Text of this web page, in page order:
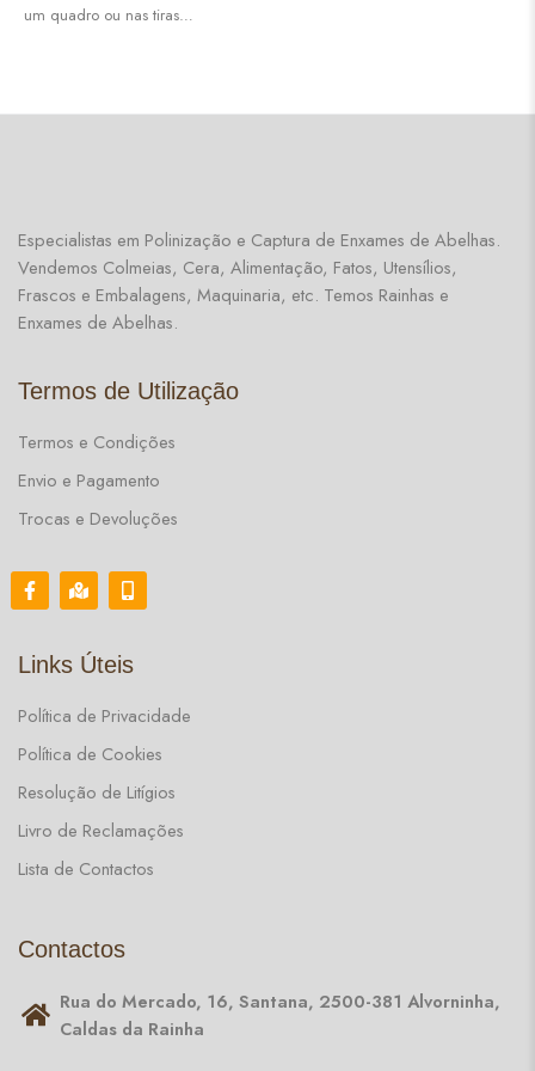
um quadro ou nas tiras…
Especialistas em Polinização e Captura de Enxames de Abelhas.
Vendemos Colmeias, Cera, Alimentação, Fatos, Utensílios,
Frascos e Embalagens, Maquinaria, etc. Temos Rainhas e
Enxames de Abelhas.
Termos de Utilização
Termos e Condições
Envio e Pagamento
Trocas e Devoluções
Links Úteis
Política de Privacidade
Política de Cookies
Resolução de Litígios
Livro de Reclamações
Lista de Contactos
Contactos
Rua do Mercado, 16, Santana, 2500-381 Alvorninha,
Caldas da Rainha